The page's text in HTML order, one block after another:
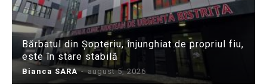
Bărbatul din Șopteriu, înjunghiat de propriul fiu,
este în stare stabilă
Bianca SARA - august 5, 2026